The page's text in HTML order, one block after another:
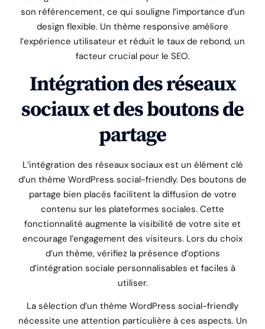
son référencement, ce qui souligne l’importance d’un
design flexible. Un thème responsive améliore
l’expérience utilisateur et réduit le taux de rebond, un
facteur crucial pour le SEO.
Intégration des réseaux
sociaux et des boutons de
partage
L’intégration des réseaux sociaux est un élément clé
d’un thème WordPress social-friendly. Des boutons de
partage bien placés facilitent la diffusion de votre
contenu sur les plateformes sociales. Cette
fonctionnalité augmente la visibilité de votre site et
encourage l’engagement des visiteurs. Lors du choix
d’un thème, vérifiez la présence d’options
d’intégration sociale personnalisables et faciles à
utiliser.
La sélection d’un thème WordPress social-friendly
nécessite une attention particulière à ces aspects. Un